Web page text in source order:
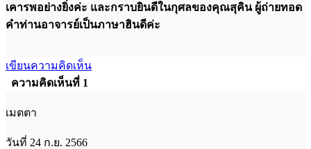
เคารพอย่างยิ่งค่ะ และกราบยินดีในกุศลของคุณสุคิน ผู้ถ่ายทอด
คำท่านอาจารย์เป็นภาษาฮินดีค่ะ
เขียนความคิดเห็น
ความคิดเห็นที่ 1
เมตตา
วันที่ 24 ก.ย. 2566